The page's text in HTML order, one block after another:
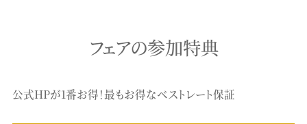
フェアの参加特典
公式HPが1番お得！最もお得なベストレート保証